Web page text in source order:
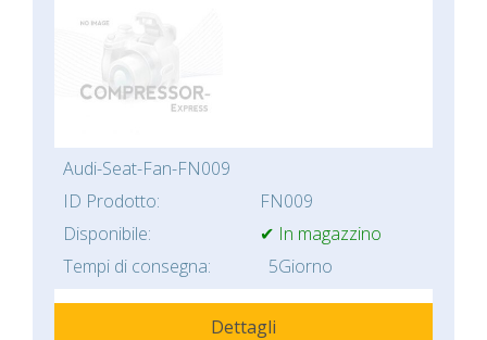
Audi-Seat-Fan-FN009
ID Prodotto:
FN009
Disponibile:
✔ In magazzino
Tempi di consegna:
5Giorno
Dettagli